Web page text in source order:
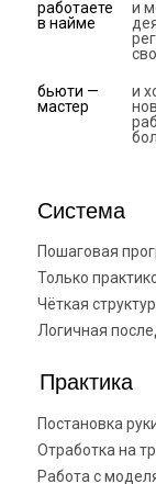
работаете
в найме
и
бьюти —
мастер
и
Система
Практика
Постановка
Отработка на
Работа с
Пошаговая
Только
Чёткая
Логичная